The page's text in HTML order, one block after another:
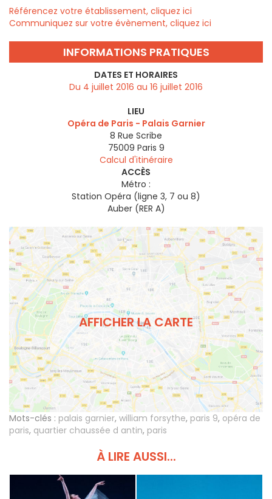
Référencez votre établissement, cliquez ici
Communiquez sur votre évènement, cliquez ici
INFORMATIONS PRATIQUES
DATES ET HORAIRES
Du 4 juillet 2016 au 16 juillet 2016
LIEU
Opéra de Paris - Palais Garnier
8 Rue Scribe
75009 Paris 9
Calcul d'itinéraire
ACCÈS
Métro :
Station Opéra (ligne 3, 7 ou 8)
Auber (RER A)
AFFICHER LA CARTE
Mots-clés : palais garnier, william forsythe, paris 9, opéra de
paris, quartier chaussée d antin, paris
À LIRE AUSSI...